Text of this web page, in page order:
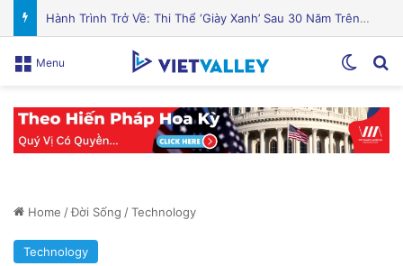
Cá hồi nướng gia vị Địa Trung Hải thơm ngon hấp dẫn
Menu
Home /Đời Sống /Technology
Technology